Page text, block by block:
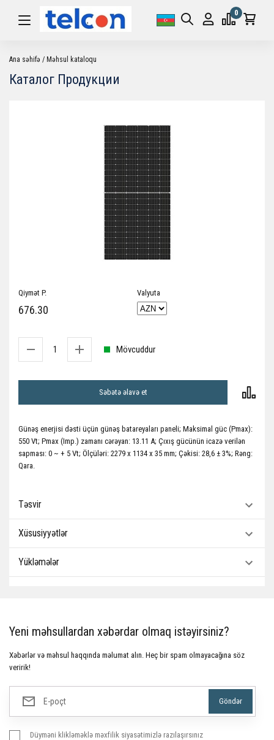
0
Ana səhifə Məhsul kataloqu
Каталог Продукции
Qiymət P.
676.30
Valyuta
Mövcuddur
Səbətə əlavə et
Günəş enerjisi dəsti üçün günəş batareyaları paneli; Maksimal güc (Pmax):
550 Vt; Pmax (Imp.) zamanı cərəyan: 13.11 A; Çıxış gücünün icazə verilən
sapması: 0 ~ + 5 Vt; Ölçüləri: 2279 x 1134 x 35 mm; Çəkisi: 28,6 ± 3%; Rəng:
Qara.
Təsvir
Xüsusiyyətlər
Yükləmələr
Yeni məhsullardan xəbərdar olmaq istəyirsiniz?
Xəbərlər və məhsul haqqında məlumat alın. Heç bir spam olmayacağına söz
veririk!
Düyməni klikləməklə məxfilik siyasətimizlə razılaşırsınız